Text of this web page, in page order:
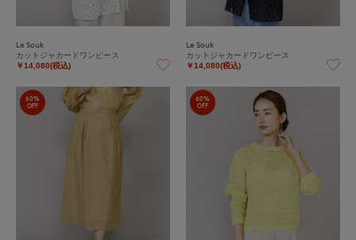
Le Souk
カットジャカードワンピース
￥14,080(税込)
Le Souk
カットジャカードワンピース
￥14,080(税込)
60%
OFF
60%
OFF